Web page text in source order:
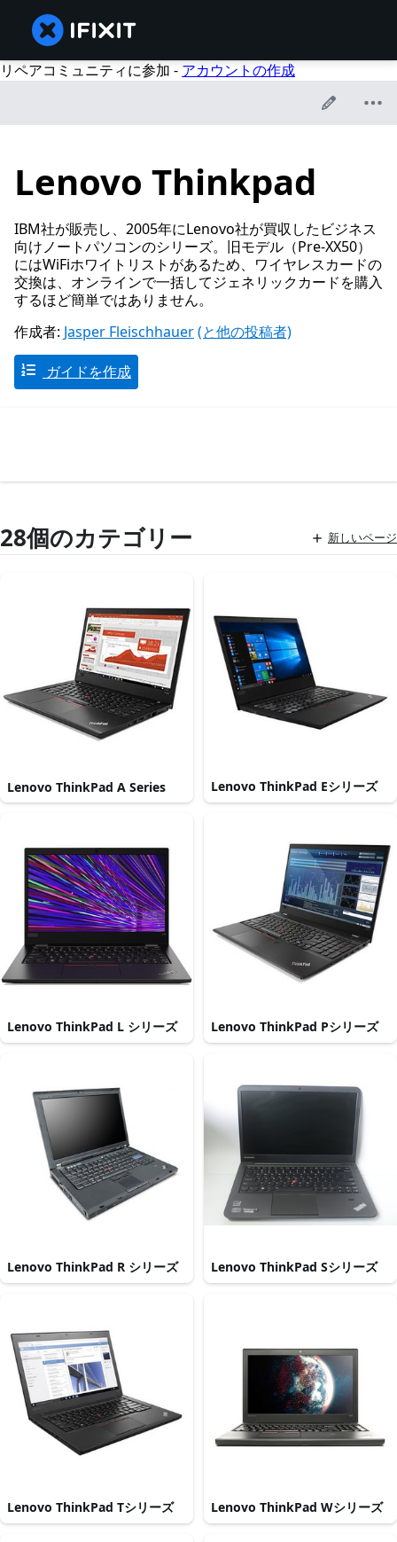
リペアコミュニティに参加 - アカウントの作成
Lenovo Thinkpad
IBM社が販売し、2005年にLenovo社が買収したビジネス
向けノートパソコンのシリーズ。旧モデル（Pre-XX50）
にはWiFiホワイトリストがあるため、ワイヤレスカードの
交換は、オンラインで一括してジェネリックカードを購入
するほど簡単ではありません。
作成者: Jasper Fleischhauer(と他の投稿者)
ガイドを作成
28個のカテゴリー 新しいページ
Lenovo ThinkPad A Series Lenovo ThinkPad Eシリーズ
Lenovo ThinkPad L シリーズ Lenovo ThinkPad Pシリーズ
Lenovo ThinkPad R シリーズ Lenovo ThinkPad Sシリーズ
Lenovo ThinkPad Tシリーズ Lenovo ThinkPad Wシリーズ